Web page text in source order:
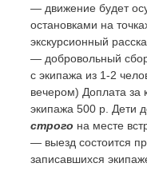
— движение будет
остановками на
экскурсионный
— добровольный
с экипажа из 1-2
вечером) Доплата за
экипажа 500 р. Дети
строго на месте
— выезд состоится
записавшихся